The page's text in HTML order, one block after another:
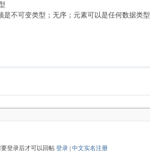
是不可变类型；无序；元素可以是任何数据类型
登录后才可以回帖 登录 中文实名注册